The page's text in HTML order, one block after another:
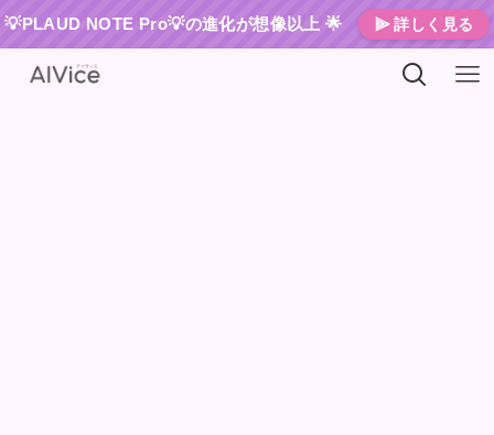
💡PLAUD NOTE Pro💡の進化が想像以上 🌟 ⫸ 詳しく見る